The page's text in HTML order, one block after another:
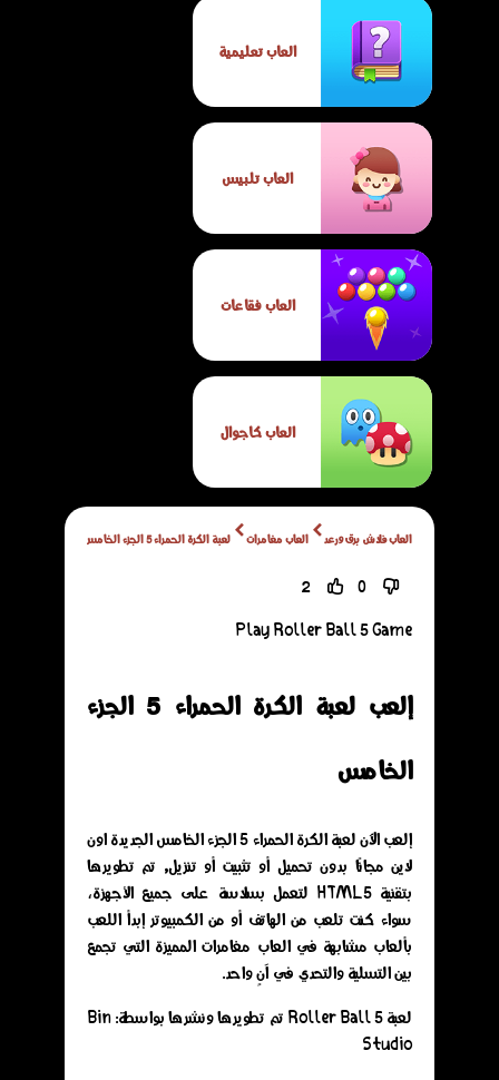
العاب تعليمية
العاب تلبيس
العاب فقاعات
العاب كاجوال
العاب فلاش برق ورعد العاب مغامرات لعبة الكرة الحمراء 5 الجزء الخامس
0
2
Play Roller Ball 5 Game
إلعب لعبة الكرة الحمراء 5 الجزء
الخامس
إلعب الآن لعبة الكرة الحمراء 5 الجزء الخامس الجديدة اون
لاين مجانًا بدون تحميل أو تثبيت أو تنزيل, تم تطويرها
بتقنية HTML5 لتعمل بسلاسة على جميع الأجهزة،
سواء كنت تلعب من الهاتف أو من الكمبيوتر إبدأ اللعب
بألعاب مشابهة في العاب مغامرات المميزة التي تجمع
بين التسلية والتحدي في آنٍ واحد.
لعبة Roller Ball 5 تم تطويرها ونشرها بواسطة: Bin
Studio